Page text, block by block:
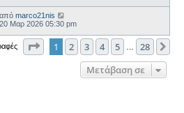
από marco21nis
20 Μαρ 2026 05:30 pm
Σελίδα1 από 28
1 2 3 4 5 28
Μετάβαση σε